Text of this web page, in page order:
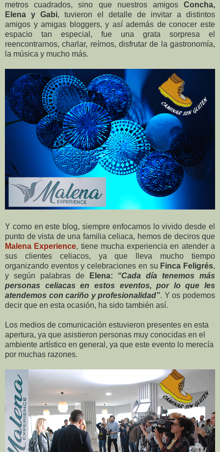
metros cuadrados, sino que nuestros amigos Concha,
Elena y Gabi, tuvieron el detalle de invitar a distintos
amigos y amigas bloggers, y así además de conocer este
espacio tan especial, fue una grata sorpresa el
reencontrarnos, charlar, reírnos, disfrutar de la gastronomía,
la música y mucho más.
Y como en este blog, siempre enfocamos lo vivido desde el
punto de vista de una familia celiaca, hemos de deciros que
Malena Experience, tiene mucha experiencia en atender a
sus clientes celiacos, ya que lleva mucho tiempo
organizando eventos y celebraciones en su Finca Feligrés,
y según palabras de
Elena: “Cada día tenemos más
personas celiacas en estos eventos, por lo que les
atendemos con cariño y profesionalidad”. Y os podemos
decir que en esta ocasión, ha sido también así.
Los medios de comunicación estuvieron presentes en esta
apertura, ya que asistieron personas muy conocidas en el
ambiente artístico en general, ya que este evento lo merecía
por muchas razones.